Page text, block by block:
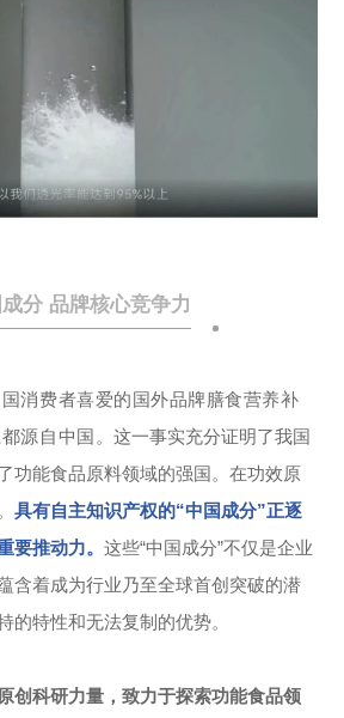
分 品牌核心竞争力
消费者喜爱的国外品牌膳食营养补
源自中国。这一事实充分证明了我国
功能食品原料领域的强国。在功效原
具有自主知识产权的“中国成分”正逐
要推动力。这些“中国成分”不仅是企业
含着成为行业乃至全球首创突破的潜
的特性和无法复制的优势。
创科研力量，致力于探索功能食品领